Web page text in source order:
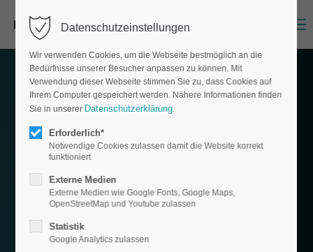
Datenschutzeinstellungen
Wir verwenden Cookies, um die Webseite bestmöglich an die
Bedürfnisse unserer Besucher anpassen zu können. Mit
Verwendung dieser Webseite stimmen Sie zu, dass Cookies auf
Ihrem Computer gespeichert werden. Nähere Informationen finden
Sie in unserer Datenschutzerklärung.
Erforderlich*
Notwendige Cookies zulassen damit die Website korrekt
funktioniert
Externe Medien
Externe Medien wie Google Fonts, Google Maps,
OpenStreetMap und Youtube zulassen
Statistik
Google Analytics zulassen